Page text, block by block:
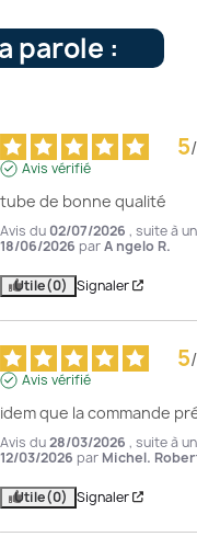
parole :
5/
Avis vérifié
tube de bonne qualité
Avis du 02/07/2026 , suite à
18/06/2026 parA ngelo R.
Utile(0) Signaler
5/
Avis vérifié
idem que la commande
Avis du28/03/2026 , suite à
12/03/2026 par Michel.
Utile(0) Signaler